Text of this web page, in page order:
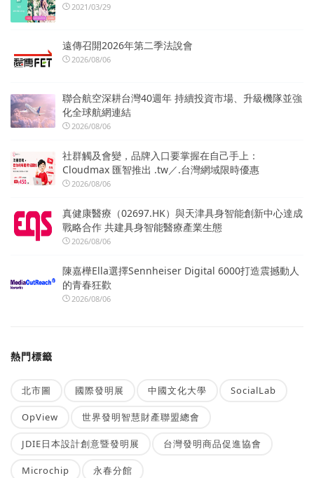
2021/03/29
遠傳召開2026年第二季法說會
2026/08/06
聯合航空深耕台灣40週年 持續投資市場、升級機隊並強
化全球航網連結
2026/08/06
社群觸及會變，品牌入口要掌握在自己手上：
Cloudmax 匯智推出 .tw／.台灣網域限時優惠
2026/08/06
真健康醫療（02697.HK）與天津具身智能創新中心達成
戰略合作 共建具身智能醫療產業生態
2026/08/06
陳嘉樺Ella選擇Sennheiser Digital 6000打造震撼動人
的青春狂歡
2026/08/06
熱門標籤
北市圖 國際發明展 中國文化大學 SocialLab
OpView 世界發明智慧財產聯盟總會
JDIE日本設計創意暨發明展 台灣發明商品促進協會
Microchip 永春分館